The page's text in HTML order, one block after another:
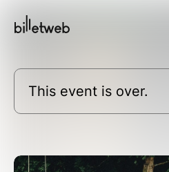
This event is over.